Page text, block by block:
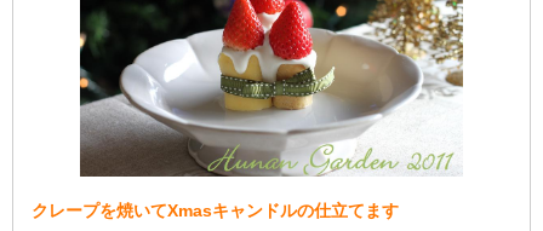
クレープを焼いてXmasキャンドルの仕立てます